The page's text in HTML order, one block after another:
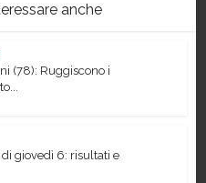
anche
(78): Ruggiscono i
giovedì 6: risultati e